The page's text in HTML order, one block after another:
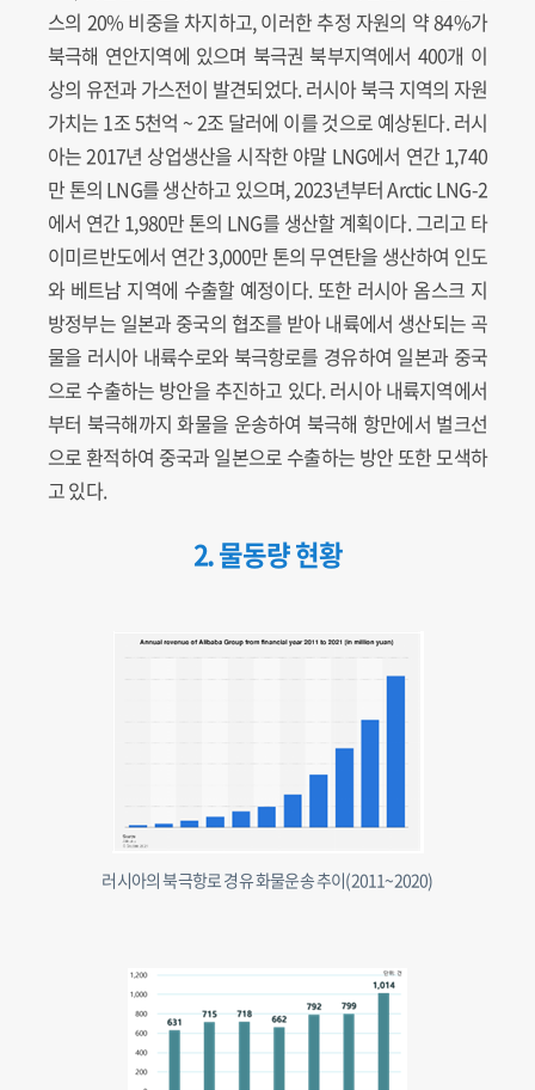
스의 20% 비중을 차지하고, 이러한 추정 자원의 약 84%가
북극해 연안지역에 있으며 북극권 북부지역에서 400개 이
상의 유전과 가스전이 발견되었다. 러시아 북극 지역의 자원
가치는 1조 5천억 ~ 2조 달러에 이를 것으로 예상된다. 러시
아는 2017년 상업생산을 시작한 야말 LNG에서 연간 1,740
만 톤의 LNG를 생산하고 있으며, 2023년부터 Arctic LNG-2
에서 연간 1,980만 톤의 LNG를 생산할 계획이다. 그리고 타
이미르반도에서 연간 3,000만 톤의 무연탄을 생산하여 인도
와 베트남 지역에 수출할 예정이다. 또한 러시아 옴스크 지
방정부는 일본과 중국의 협조를 받아 내륙에서 생산되는 곡
물을 러시아 내륙수로와 북극항로를 경유하여 일본과 중국
으로 수출하는 방안을 추진하고 있다. 러시아 내륙지역에서
부터 북극해까지 화물을 운송하여 북극해 항만에서 벌크선
으로 환적하여 중국과 일본으로 수출하는 방안 또한 모색하
고 있다.
2. 물동량 현황
러시아의 북극항로 경유 화물운송 추이(2011~2020)